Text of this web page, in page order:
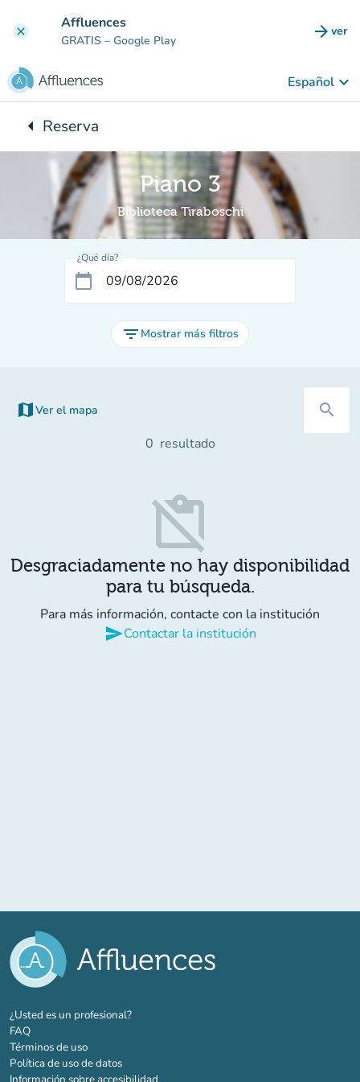
clear Affluences
GRATIS – Google Play arrow_forward ver
Español keyboard_arrow_down
arrow_leftVuelta:
Reserva
Piano 3
Biblioteca Tiraboschi
¿Qué día?
calendar_today
filter_list Mostrar más filtros
map Ver el mapa search
0 resultado
content_paste_off
Desgraciadamente no hay disponibilidad
para tu búsqueda.
Para más información, contacte con la institución
sendContactar la institución
¿Usted es un profesional?(nueva pestaña)
FAQ
Términos de uso
Política de uso de datos